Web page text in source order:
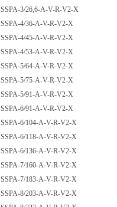
SSPA-3/26,6-A-V-R-V2-X
SSPA-4/36-A-V-R-V2-X
SSPA-4/45-A-V-R-V2-X
SSPA-4/53-A-V-R-V2-X
SSPA-5/64-A-V-R-V2-X
SSPA-5/75-A-V-R-V2-X
SSPA-5/91-A-V-R-V2-X
SSPA-6/91-A-V-R-V2-X
SSPA-6/104-A-V-R-V2-X
SSPA-6/118-A-V-R-V2-X
SSPA-6/136-A-V-R-V2-X
SSPA-7/160-A-V-R-V2-X
SSPA-7/183-A-V-R-V2-X
SSPA-8/203-A-V-R-V2-X